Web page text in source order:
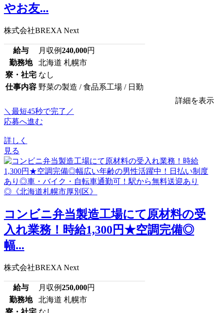
やお友...
株式会社BREXA Next
給与 月収例240,000円
勤務地
北海道 札幌市
寮・社宅 なし
仕事内容 野菜の製造 / 食品系工場 / 日勤
詳細を表示
＼最短45秒で完了／
応募へ進む
詳しく
見る
コンビニ弁当製造工場にて原材料の受
入れ業務！時給1,300円★空調完備◎
幅...
株式会社BREXA Next
給与 月収例250,000円
勤務地
北海道 札幌市